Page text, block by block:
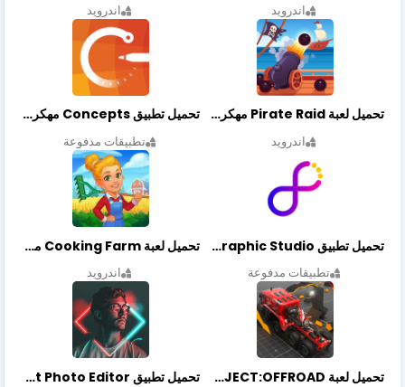
اندرويد اندرويد
تحميل لعبة Pirate Raid مهكرة أخر إصدار
اندرويد
تحميل تطبيق Concepts مهكر أخر إصدار
تطبيقات مدفوعة
تحميل تطبيق Graphic Studio مهكر أخر إصدار
تطبيقات مدفوعة
تحميل لعبة Cooking Farm مهكرة أخر إصدار
اندرويد
تحميل لعبة PROJECT:OFFROAD مهكرة أخر إصدار تحميل تطبيق NeonArt Photo Editor مهكر أخر إصدار